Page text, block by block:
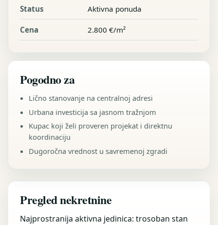
Status Aktivna ponuda
Cena 2.800 €/m²
Pogodno za
Lično stanovanje na centralnoj adresi
Urbana investicija sa jasnom tražnjom
Kupac koji želi proveren projekat i direktnu
koordinaciju
Dugoročna vrednost u savremenoj zgradi
Pregled nekretnine
Najprostranija aktivna jedinica: trosoban stan